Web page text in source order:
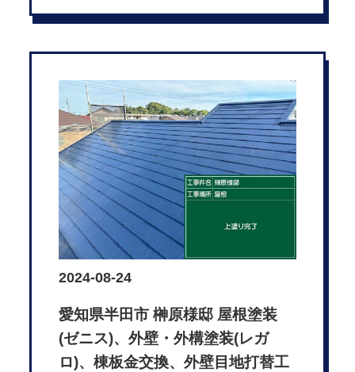
2024-08-24
愛知県半田市 榊原様邸 屋根塗装
(ゼニス)、外壁・外構塗装(レガ
ロ)、棟板金交換、外壁目地打替工